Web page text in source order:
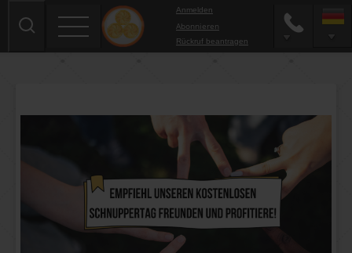
Anmelden
Abonnieren
Rückruf beantragen